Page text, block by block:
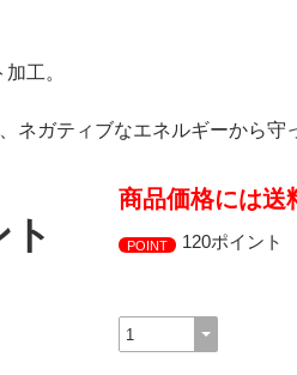
工。
ガティブなエネルギーから守
商品価格には送
POINT 120ポイント